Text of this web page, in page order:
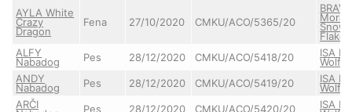
AYLA White
Crazy
Dragon
Fena 27/10/2020 CMKU/ACO/5365/20
BRAVE
Snow
Flake
ALFY
Nabadog Pes 28/12/2020 CMKU/ACO/5418/20 ISA
Wolf
ANDY
Nabadog Pes 28/12/2020 CMKU/ACO/5419/20 ISA
Wolf
ARČI
Pes 28/12/2020 CMKU/ACO/5420/20 ISA